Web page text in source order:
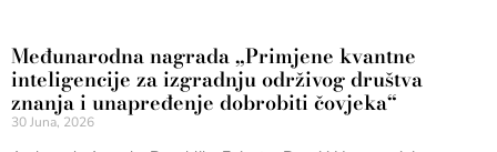
Međunarodna nagrada „Primjene kvantne
inteligencije za izgradnju održivog društva
znanja i unapređenje dobrobiti čovjeka“
30 Juna, 2026